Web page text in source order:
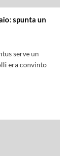
spunta un
serve un
era convinto